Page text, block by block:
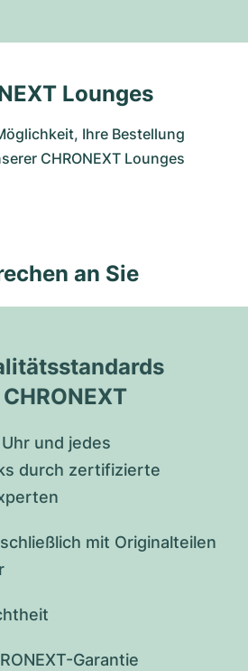
Lounges
Ihre Bestellung
CHRONEXT Lounges
an Sie
CHRONEXT
und jedes
durch zertifizierte
mit Originalteilen
Garantie